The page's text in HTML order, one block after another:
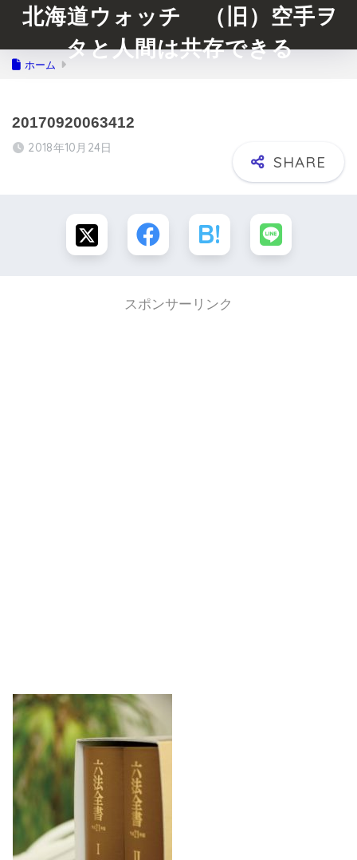
北海道ウォッチ （旧）空手ヲ
タと人間は共存できる
ホーム
20170920063412
2018年10月24日
スポンサーリンク